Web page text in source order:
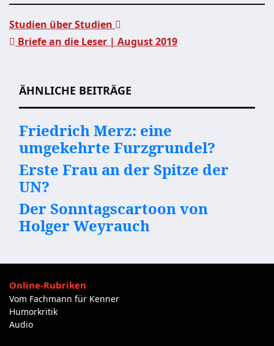
Studien über Studien
Briefe an die Leser | August 2019
ÄHNLICHE BEITRÄGE
Friedrich Merz: eine
umgekehrte Furzgrundel?
Erste Frau an der Spitze der
UN?
Der Sonntagscartoon von
Holger Weyrauch
Online-Rubriken
Vom Fachmann für Kenner
Humorkritik
Audio